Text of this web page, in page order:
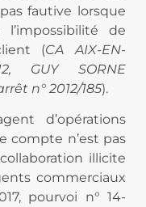
fautive lorsque
de
(CA AIX-EN-
GUY SORNE
n° 2012/185).
d’opérations
compte n’est pas
illicite
commerciaux
pourvoi n° 14-